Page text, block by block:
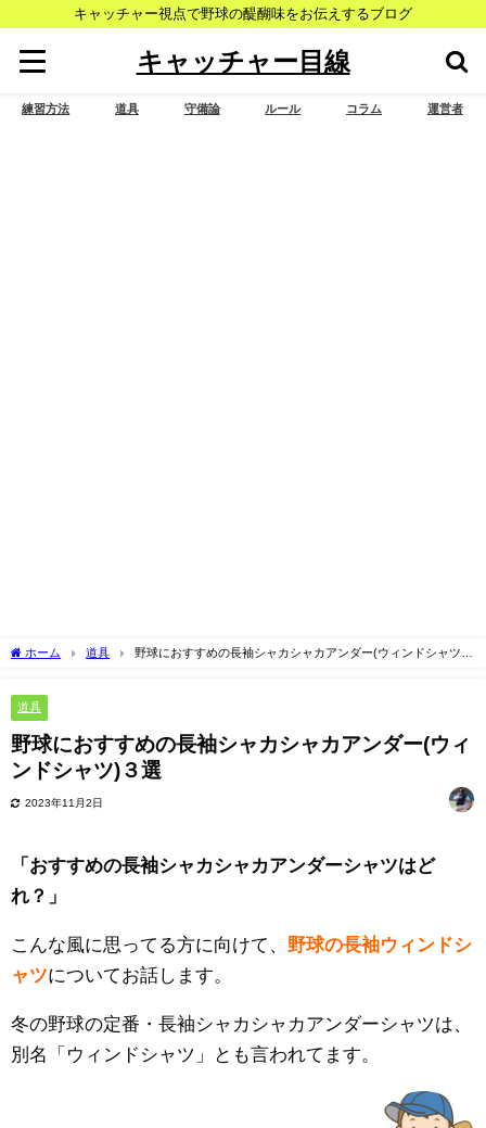
キャッチャー視点で野球の醍醐味をお伝えするブログ
キャッチャー目線
練習方法 道具 守備論 ルール コラム 運営者
ホーム 道具
野球におすすめの長袖シャカシャカアンダー(ウィンドシャツ)
道具
野球におすすめの長袖シャカシャカアンダー(ウィ
ンドシャツ)３選
2023年11月2日
「おすすめの長袖シャカシャカアンダーシャツはど
れ？」
こんな風に思ってる方に向けて、 野球の長袖ウィンドシ
ャツについてお話します。
冬の野球の定番・長袖シャカシャカアンダーシャツは、
別名「ウィンドシャツ」とも言われてます。